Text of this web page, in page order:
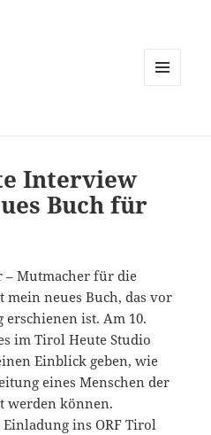
Interview
Buch für
– Mutmacher für die
mein neues Buch, das vor
ist. Am 10.
im Tirol Heute Studio
Einblick geben, wie
eines Menschen der
werden können.
ins ORF Tirol